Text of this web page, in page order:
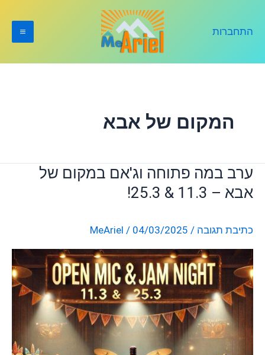
התחברות
המקום של אבא
ערב במה פתוחה וג'אם במקום של
אבא – 11.3 & 25.3!
כתיבת תגובה /
MeAriel / 04/03/2025
ערב
במה
במקום
אבא
–
11.3
25.3!